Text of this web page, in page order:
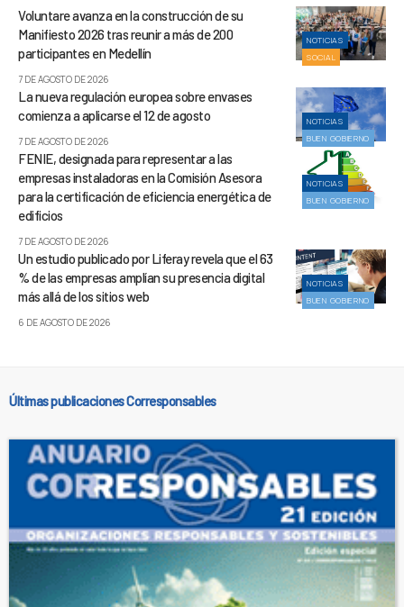
NOTICIAS
SOCIAL
Voluntare avanza en la construcción de su
Manifiesto 2026 tras reunir a más de 200
participantes en Medellín
7 DE AGOSTO DE 2026
NOTICIAS
BUEN GOBIERNO
La nueva regulación europea sobre envases
comienza a aplicarse el 12 de agosto
7 DE AGOSTO DE 2026
NOTICIAS
BUEN GOBIERNO
FENIE, designada para representar a las
empresas instaladoras en la Comisión Asesora
para la certificación de eficiencia energética de
edificios
7 DE AGOSTO DE 2026
NOTICIAS
BUEN GOBIERNO
Un estudio publicado por Liferay revela que el 63
% de las empresas amplían su presencia digital
más allá de los sitios web
6 DE AGOSTO DE 2026
Últimas publicaciones Corresponsables